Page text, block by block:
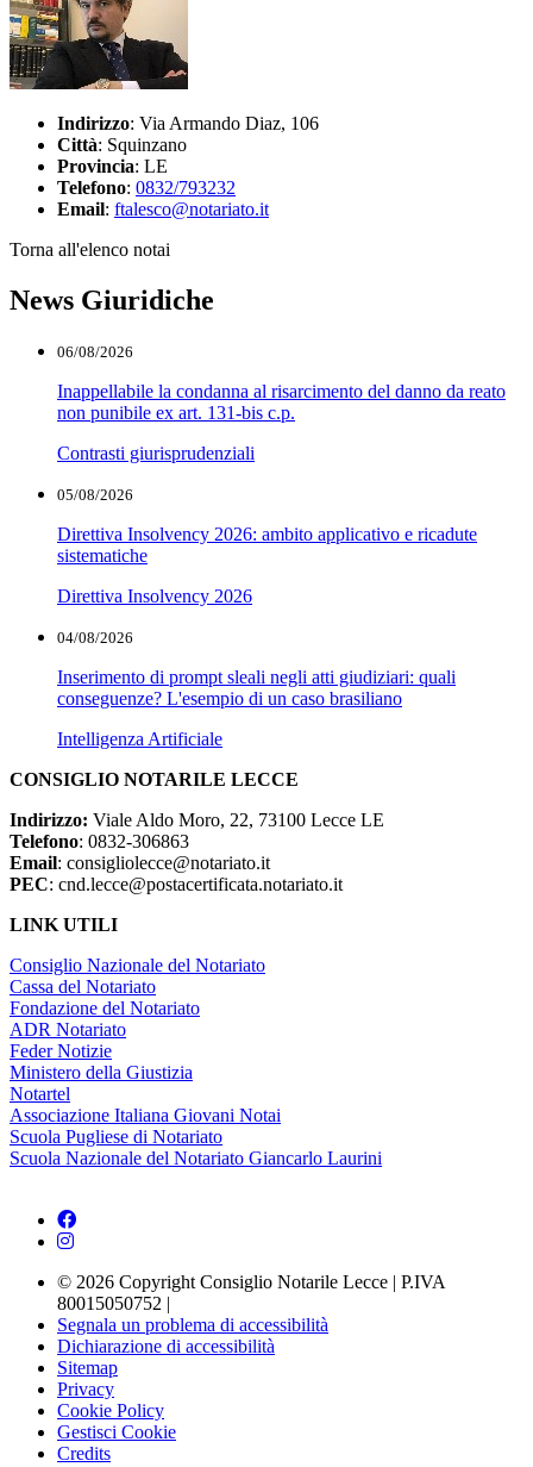
Indirizzo: Via Armando Diaz, 106
Città: Squinzano
Provincia: LE
Telefono: 0832/793232
Email: ftalesco@notariato.it
Torna all'elenco notai
News Giuridiche
06/08/2026
Inappellabile la condanna al risarcimento del danno da reato
non punibile ex art. 131-bis c.p.
Contrasti giurisprudenziali
05/08/2026
Direttiva Insolvency 2026: ambito applicativo e ricadute
sistematiche
Direttiva Insolvency 2026
04/08/2026
Inserimento di prompt sleali negli atti giudiziari: quali
conseguenze? L'esempio di un caso brasiliano
Intelligenza Artificiale
CONSIGLIO NOTARILE LECCE
Indirizzo: Viale Aldo Moro, 22, 73100 Lecce LE
Telefono: 0832-306863
Email: consigliolecce@notariato.it
PEC: cnd.lecce@postacertificata.notariato.it
LINK UTILI
Consiglio Nazionale del Notariato
Cassa del Notariato
Fondazione del Notariato
ADR Notariato
Feder Notizie
Ministero della Giustizia
Notartel
Associazione Italiana Giovani Notai
Scuola Pugliese di Notariato
Scuola Nazionale del Notariato Giancarlo Laurini
© 2026 Copyright Consiglio Notarile Lecce | P.IVA
80015050752 |
Segnala un problema di accessibilità
Dichiarazione di accessibilità
Sitemap
Privacy
Cookie Policy
Gestisci Cookie
Credits